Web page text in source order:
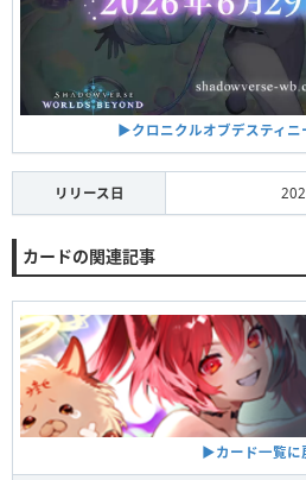
▶︎クロニクルオブデスティニ
リリース日
カードの関連記事
▶︎カード一覧に